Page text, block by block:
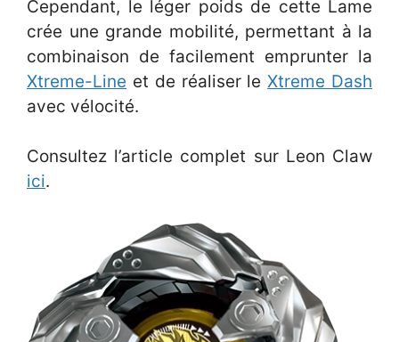
Cependant, le léger poids de cette Lame
crée une grande mobilité, permettant à la
combinaison de facilement emprunter la
Xtreme-Line et de réaliser leXtreme Dash
avec vélocité.
Consultez l’article complet sur Leon Claw
ici.